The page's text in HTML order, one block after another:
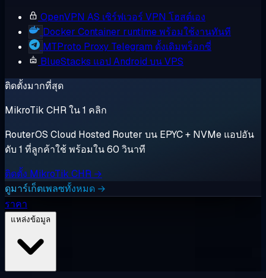
OpenVPN AS เซิร์ฟเวอร์ VPN โฮสต์เอง
Docker Container runtime พร้อมใช้งานทันที
MTProto Proxy Telegram ดั้งเดิมพร็อกซี่
BlueStacks แอป Android บน VPS
ติดตั้งมากที่สุด
MikroTik CHR ใน 1 คลิก
RouterOS Cloud Hosted Router บน EPYC + NVMe แอปอัน
ดับ 1 ที่ลูกค้าใช้ พร้อมใน 60 วินาที
ติดตั้ง MikroTik CHR →
ดูมาร์เก็ตเพลซทั้งหมด →
ราคา